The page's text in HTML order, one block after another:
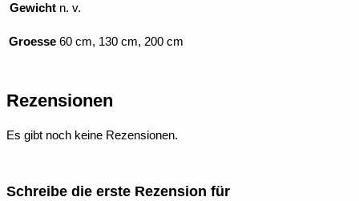
Gewicht n. v.
Groesse 60 cm, 130 cm, 200 cm
Rezensionen
Es gibt noch keine Rezensionen.
Schreibe die erste Rezension für